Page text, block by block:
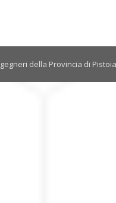
della Provincia di